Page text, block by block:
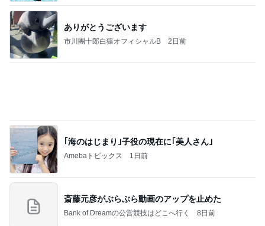
ありがとうございます
市川團十郎白猿オフィシャルB 2日前
斎藤元彦がぶらぶら動画のアップを止めた
Bank of Dreamの公営競技はどこへ行く
ジャンルランキング
B級グルメマニア 5,674人参加中